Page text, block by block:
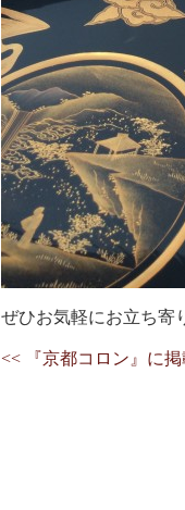
ぜひお気軽にお立ち寄
<< 『京都コロン』に